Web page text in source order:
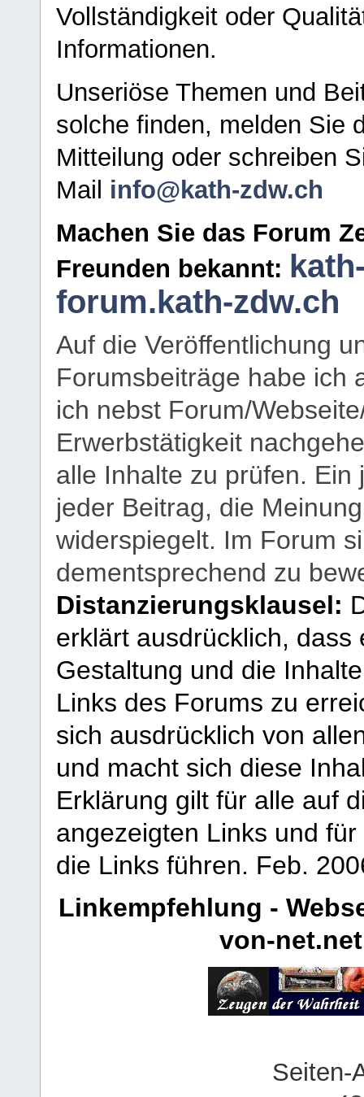
Vollständigkeit oder
Informationen.
Unseriöse Themen und
solche finden, melden Sie
Mitteilung oder schreiben
Mail info@kath-zdw.ch
Machen Sie das Forum
Freunden bekannt:
forum.kath-zdw.ch
Auf die Veröffentlichung
Forumsbeiträge habe ich
ich nebst Forum/
Erwerbstätigkeit
alle Inhalte zu prüfen.
jeder Beitrag, die
widerspiegelt. Im Forum
dementsprechend zu
Distanzierungsklausel:
erklärt ausdrücklich,
Gestaltung und die
Links des Forums zu
sich ausdrücklich von
und macht sich diese
Erklärung gilt für alle auf
angezeigten Links und
die Links führen. Feb.
Linkempfehlung -
von-net.net
Seiten-